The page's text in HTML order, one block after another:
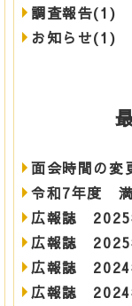
調査報告(1)
お知らせ(1)
面会時間の変
令和7年度
広報誌 2025
広報誌 2025
広報誌 2024
広報誌 2024